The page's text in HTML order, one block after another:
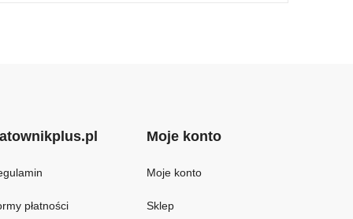
płatności
Moje konto
Moje konto
Sklep